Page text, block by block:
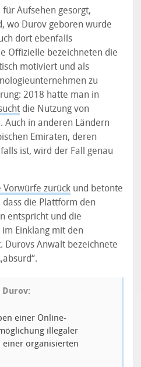
Aufsehen gesorgt,
wo Durov geboren wurde
dort ebenfalls
Offizielle bezeichneten die
motiviert und als
zu
2018 hatte man in
die Nutzung von
Auch in anderen Ländern
Emiraten, deren
ist, wird der Fall genau
Vorwürfe zurück und betonte
die Plattform den
entspricht und die
Einklang mit den
Durovs Anwalt bezeichnete
Durov:
einer Online-
illegaler
einer organisierten